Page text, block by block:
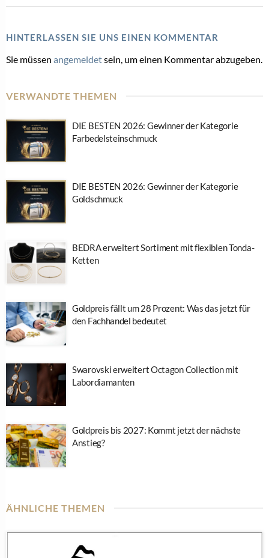
HINTERLASSEN SIE UNS EINEN KOMMENTAR
Sie müssen angemeldetsein, um einen Kommentar abzugeben.
VERWANDTE THEMEN
DIE BESTEN 2026: Gewinner der Kategorie
Farbedelsteinschmuck
DIE BESTEN 2026: Gewinner der Kategorie
Goldschmuck
BEDRA erweitert Sortiment mit flexiblen Tonda-
Ketten
Goldpreis fällt um 28 Prozent: Was das jetzt für
den Fachhandel bedeutet
Swarovski erweitert Octagon Collection mit
Labordiamanten
Goldpreis bis 2027: Kommt jetzt der nächste
Anstieg?
ÄHNLICHE THEMEN